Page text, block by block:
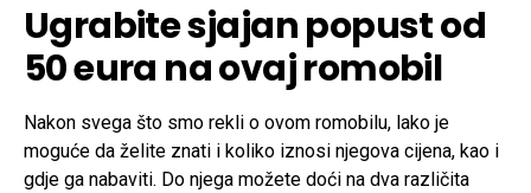
Ugrabite sjajan popust od
50 eura na ovaj romobil
Nakon svega što smo rekli o ovom romobilu, lako je
moguće da želite znati i koliko iznosi njegova cijena, kao i
gdje ga nabaviti. Do njega možete doći na dva različita